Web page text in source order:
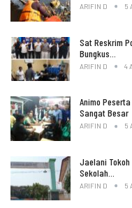
ARIFIN D 5
Sat Reskrim
Bungkus…
ARIFIN D 4
Animo
Sangat Besar
ARIFIN D 5
Jaelani Tokoh
Sekolah…
ARIFIN D 5